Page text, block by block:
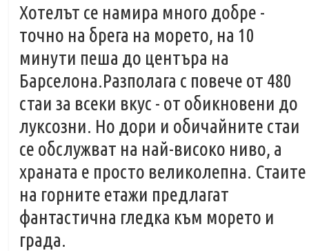
Хотелът се намира много добре -
точно на брега на морето, на 10
минути пеша до центъра на
Барселона.Разполага с повече от 480
стаи за всеки вкус - от обикновени до
луксозни. Но дори и обичайните стаи
се обслужват на най-високо ниво, а
храната е просто великолепна. Стаите
на горните етажи предлагат
фантастична гледка към морето и
града.